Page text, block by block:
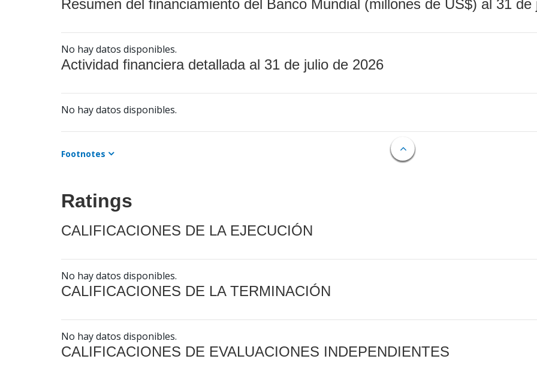
Resumen del financiamiento del Banco Mundial (millones de US$) al 31 de
No hay datos disponibles.
Actividad financiera detallada al 31 de julio de 2026
No hay datos disponibles.
Footnotes
Ratings
CALIFICACIONES DE LA EJECUCIÓN
No hay datos disponibles.
CALIFICACIONES DE LA TERMINACIÓN
No hay datos disponibles.
CALIFICACIONES DE EVALUACIONES INDEPENDIENTES